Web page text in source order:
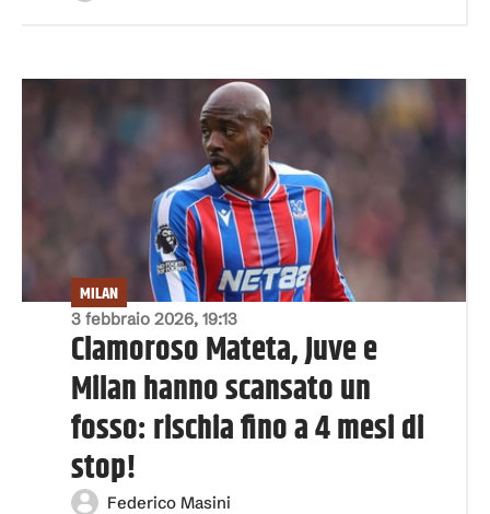
3 febbraio 2026, 19:13
MILAN
Clamoroso Mateta, Juve e
Milan hanno scansato un
fosso: rischia fino a 4 mesi di
stop!
Federico Masini